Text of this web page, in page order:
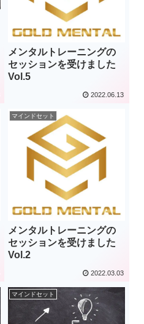
メンタルトレーニングの
セッションを受けました
Vol.5
2022.06.13
マインドセット
メンタルトレーニングの
セッションを受けました
Vol.2
2022.03.03
マインドセット